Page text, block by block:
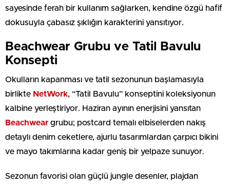
sayesinde ferah bir kullanım sağlarken, kendine özgü hafif
dokusuyla çabasız şıklığın karakterini yansıtıyor.
Beachwear Grubu ve Tatil Bavulu
Konsepti
Okulların kapanması ve tatil sezonunun başlamasıyla
birlikte NetWork, “Tatil Bavulu” konseptini koleksiyonun
kalbine yerleştiriyor. Haziran ayının enerjisini yansıtan
Beachwear grubu; postcard temalı elbiselerden nakış
detaylı denim ceketlere, ajurlu tasarımlardan çarpıcı bikini
ve mayo takımlarına kadar geniş bir yelpaze sunuyor.
Sezonun favorisi olan güçlü jungle desenler, plajdan